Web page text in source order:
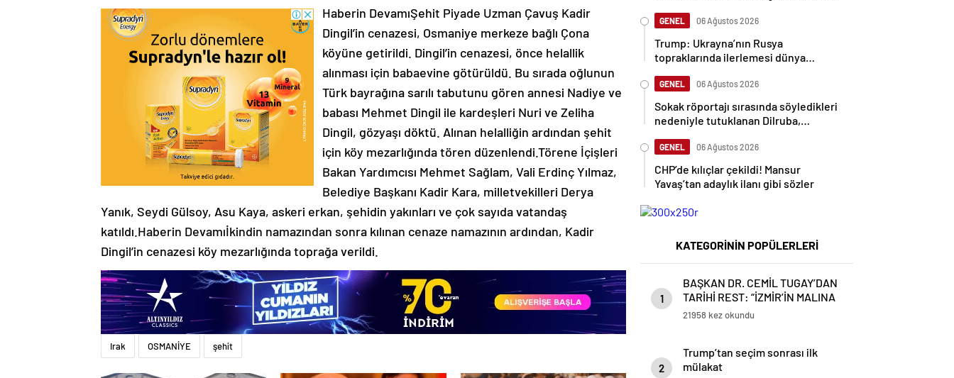
Haberin DevamıŞehit Piyade Uzman Çavuş Kadir
Dingil’in cenazesi, Osmaniye merkeze bağlı Çona
köyüne getirildi. Dingil’in cenazesi, önce helallik
alınması için babaevine götürüldü. Bu sırada oğlunun
Türk bayrağına sarılı tabutunu gören annesi Nadiye ve
babası Mehmet Dingil ile kardeşleri Nuri ve Zeliha
Dingil, gözyaşı döktü. Alınan helalliğin ardından şehit
için köy mezarlığında tören düzenlendi.Törene İçişleri
Bakan Yardımcısı Mehmet Sağlam, Vali Erdinç Yılmaz,
Belediye Başkanı Kadir Kara, milletvekilleri Derya
Yanık, Seydi Gülsoy, Asu Kaya, askeri erkan, şehidin yakınları ve çok sayıda vatandaş
katıldı.Haberin Devamıİkindin namazından sonra kılınan cenaze namazının ardından, Kadir
Dingil’in cenazesi köy mezarlığında toprağa verildi.
Irak OSMANİYE şehit
GENEL 06 Ağustos 2026
Trump: Ukrayna’nın Rusya
topraklarında ilerlemesi dünya
GENEL 06 Ağustos 2026
Sokak röportajı sırasında söyledikleri
nedeniyle tutuklanan Dilruba,
GENEL 06 Ağustos 2026
CHP’de kılıçlar çekildi! Mansur
Yavaş’tan adaylık ilanı gibi sözler
KATEGORİNİN POPÜLERLERİ
1
BAŞKAN DR. CEMİL TUGAY’DAN
TARİHİ REST: “İZMİR’İN MALINA
ÇÖKTÜRMEM, HALKIN HAKKINI
21958 kez okundu
2
Trump’tan seçim sonrası ilk
mülakat